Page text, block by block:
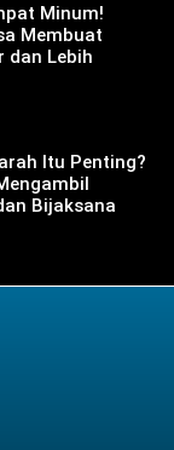
Minum!
Membuat
dan Lebih
Itu Penting?
Bijaksana